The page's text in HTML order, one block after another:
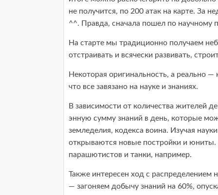
не получится, по 200 атак на карте. За
^^. Правда, сначала пошел по научному
На старте мы традиционно получаем
отстраивать и всячески развивать,
Некоторая оригинальность, а реально
что все завязано на науке и знаниях.
В зависимости от количества жителей
энную сумму знаний в день, которые
земледелия, кодекса воина. Изучая
открываются новые постройки и
парашютистов и танки, например.
Также интересен ход с распределением
— загоняем добычу знаний на 60%,